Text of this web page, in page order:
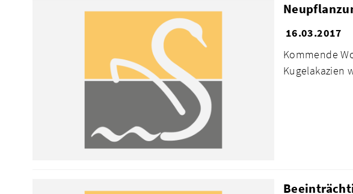
16.03.2017
Kommende
Kugelakazien